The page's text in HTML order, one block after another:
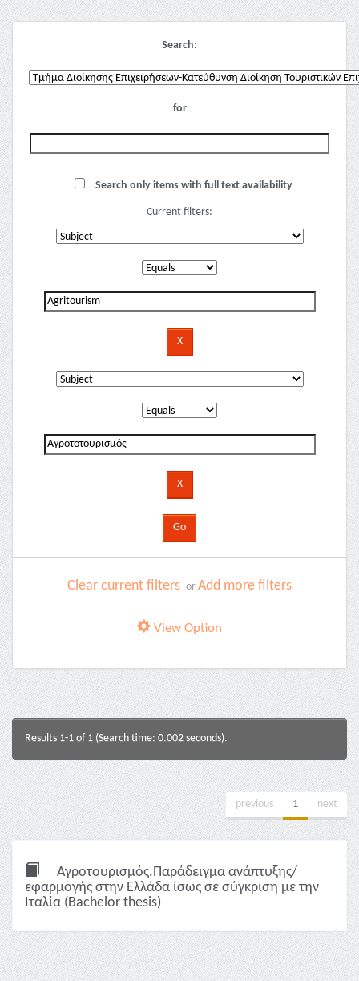
Search:
for
Search only items with full text availability
Current filters:
Clear current filters or Add more filters
View Option
Results 1-1 of 1 (Search time: 0.002 seconds).
previous 1 next
Αγροτουρισμός.Παράδειγμα ανάπτυξης/
εφαρμογής στην Ελλάδα ίσως σε σύγκριση με την
Ιταλία (Bachelor thesis)